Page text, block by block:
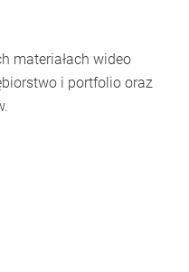
materiałach wideo
i portfolio oraz